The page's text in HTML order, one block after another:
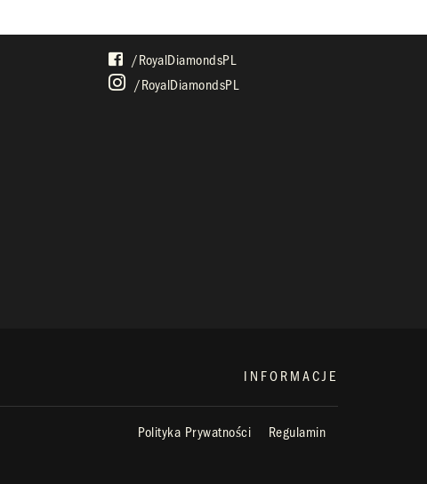
/royalDiamondsPL
/royalDiamondsPL
INFORMACJE
Polityka Prywatności Regulamin